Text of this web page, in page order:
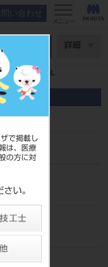
で掲載し
は、医療
の方に対
い。
い合わせ
メニュー
詳細
分離材） 4mL
） 4mL
ード